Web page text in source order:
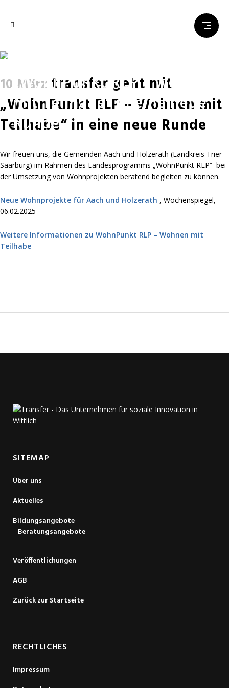
„WohnPunkt RLP – Wohnen
mit Teilhabe“ in eine neue
Runde
10 März transfer geht mit
„WohnPunkt RLP – Wohnen mit
Teilhabe“ in eine neue Runde
Wir freuen uns, die Gemeinden Aach und Holzerath (Landkreis Trier-
Saarburg) im Rahmen des Landesprogramms „WohnPunkt RLP“ bei
der Umsetzung von Wohnprojekten beratend begleiten zu können.
Neue Wohnprojekte für Aach und Holzerath , Wochenspiegel,
06.02.2025
Weitere Informationen zu WohnPunkt RLP – Wohnen mit
Teilhabe
SITEMAP
Über uns
Aktuelles
Bildungsangebote
Beratungsangebote
Veröffentlichungen
AGB
Zurück zur Startseite
RECHTLICHES
Impressum